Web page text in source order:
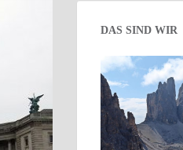
DAS SIND WIR